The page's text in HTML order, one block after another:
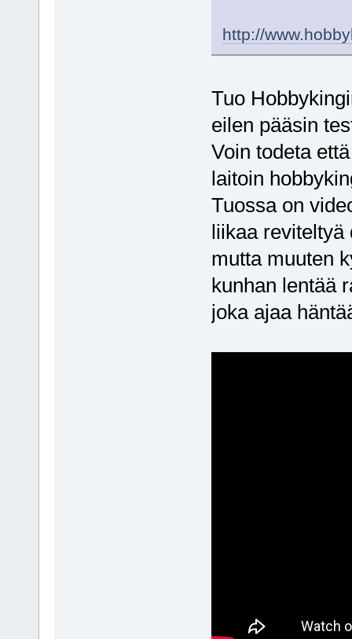
http://
Tuo
eilen pääsin
Voin todeta
laitoin
Tuossa on
liikaa reviteltyä
mutta muuten
kunhan lentää
joka ajaa